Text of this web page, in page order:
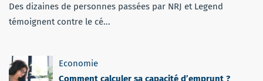
Des dizaines de personnes passées par NRJ et Legend
témoignent contre le cé...
Economie
Comment calculer sa capacité d’emprunt ?